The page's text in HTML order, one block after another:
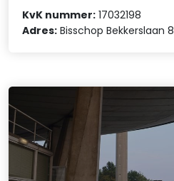
KvK nummer: 17032198
Adres: Bisschop Bekkerslaan 8